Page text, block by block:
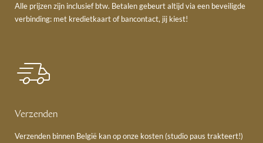
Alle prijzen zijn inclusief btw. Betalen gebeurt altijd via een beveiligde
verbinding: met kredietkaart of bancontact, jij kiest!
Verzenden
Verzenden binnen België kan op onze kosten (studio paus trakteert!)